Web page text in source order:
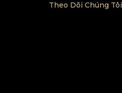
Theo Dõi Chúng Tôi